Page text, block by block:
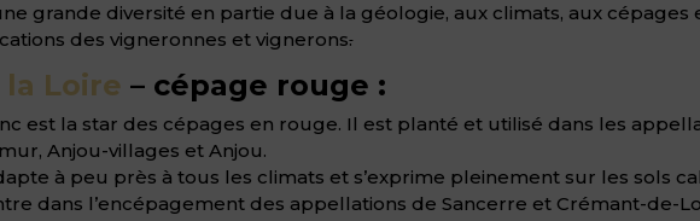
grande diversité en partie due à la géologie, aux climats, aux
des vigneronnes et vignerons.
la Loire – cépage rouge :
est la star des cépages en rouge. Il est planté et utilisé dans les
Anjou-villages et Anjou.
à peu près à tous les climats et s’exprime pleinement sur les sols
dans l’encépagement des appellations de Sancerre et Crémant-de-